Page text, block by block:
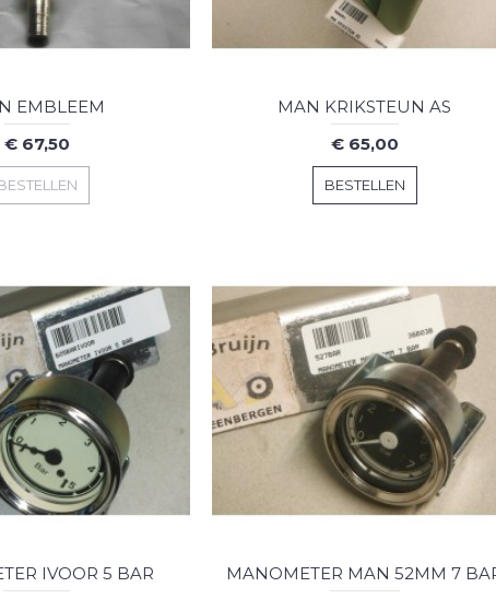
EMBLEEM
€ 67,50
MAN KRIKSTEUN AS
€ 65,00
BESTELLEN
IVOOR 5 BAR
MANOMETER MAN 52MM 7